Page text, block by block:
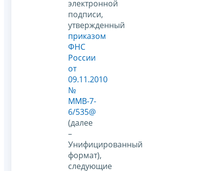
электронной
подписи,
утвержденный
приказом
ФНС
России
от
09.11.2010
№
ММВ-7-
6/535@
(далее
–
Унифицированный
формат),
следующие